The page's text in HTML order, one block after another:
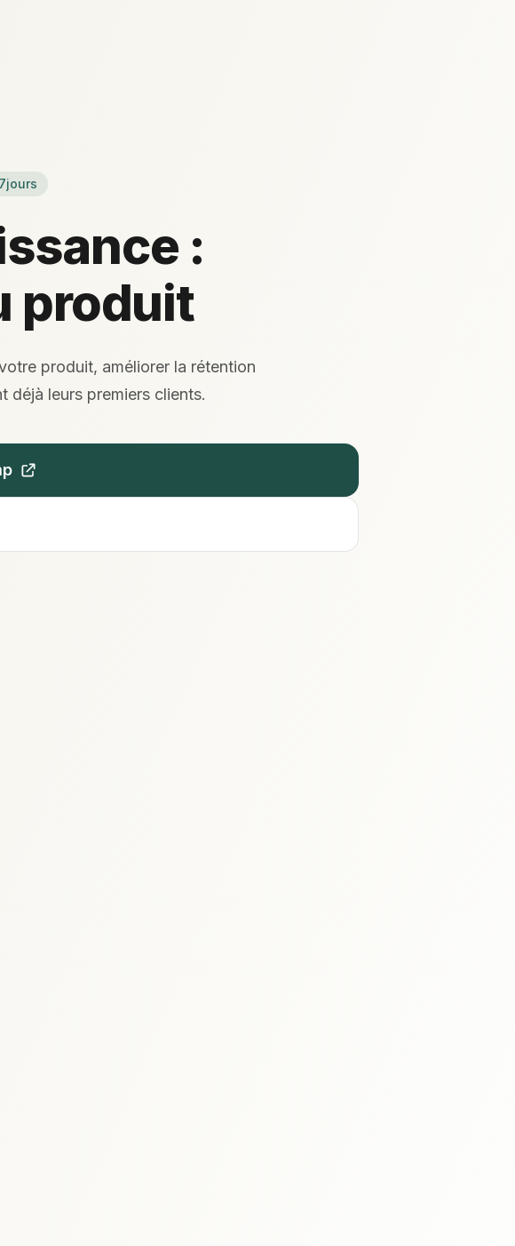
:
produit
produit, améliorer la rétention
déjà leurs premiers clients.